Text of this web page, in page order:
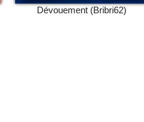
Dévouement (Bribri62)